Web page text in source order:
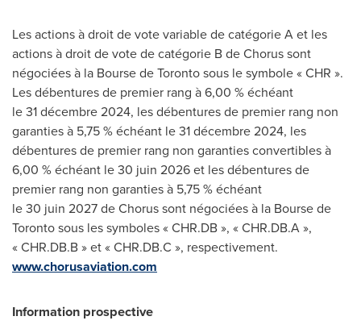
Les actions à droit de vote variable de catégorie A et les
actions à droit de vote de catégorie B de Chorus sont
négociées à la Bourse deTorontosous le symbole « CHR ».
Les débentures de premier rang à 6,00 % échéant
le 31 décembre 2024, les débentures de premier rang non
garanties à 5,75 % échéant le 31 décembre 2024, les
débentures de premier rang non garanties convertibles à
6,00 % échéant le 30 juin 2026 et les débentures de
premier rang non garanties à 5,75 % échéant
le 30 juin 2027 de Chorus sont négociées à la Bourse de
Torontosous les symboles « CHR.DB », « CHR.DB.A »,
« CHR.DB.B » et « CHR.DB.C », respectivement.
www.chorusaviation.com
Information prospective